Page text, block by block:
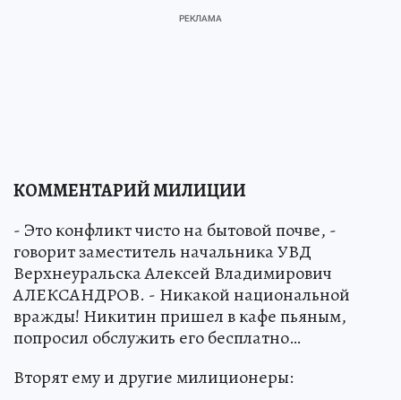
КОММЕНТАРИЙ МИЛИЦИИ
- Это конфликт чисто на бытовой почве, -
говорит заместитель начальника УВД
Верхнеуральска Алексей Владимирович
АЛЕКСАНДРОВ. - Никакой национальной
вражды! Никитин пришел в кафе пьяным,
попросил обслужить его бесплатно…
Вторят ему и другие милиционеры: